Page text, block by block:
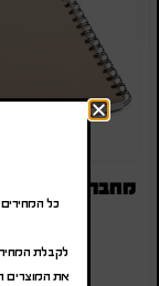
מחברת
כל
לקבלת
את המוצרים